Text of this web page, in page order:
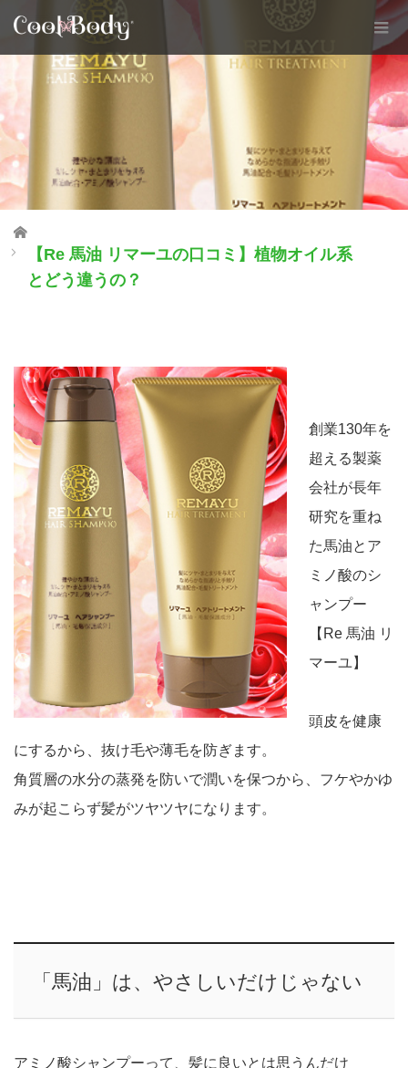
Home
【Re 馬油 リマーユの口コミ】植物オイル系
とどう違うの？
創業130年を
超える製薬
会社が長年
研究を重ね
た馬油とア
ミノ酸のシ
ャンプー
【Re 馬油 リ
マーユ】
頭皮を健康
にするから、抜け毛や薄毛を防ぎます。
角質層の水分の蒸発を防いで潤いを保つから、フケやかゆ
みが起こらず髪がツヤツヤになります。
「馬油」は、やさしいだけじゃない
アミノ酸シャンプーって、髪に良いとは思うんだけ